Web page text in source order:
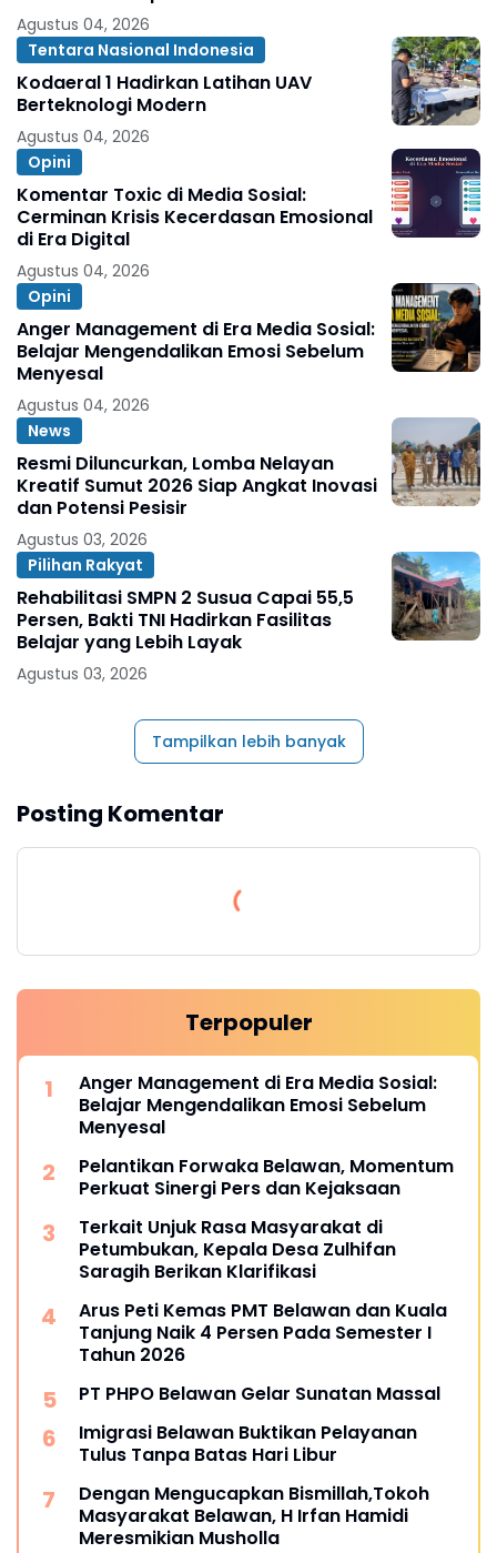
Agustus 04, 2026
Tentara Nasional Indonesia
Kodaeral 1 Hadirkan Latihan UAV
Berteknologi Modern
Agustus 04, 2026
Opini
Komentar Toxic di Media Sosial:
Cerminan Krisis Kecerdasan Emosional
di Era Digital
Agustus 04, 2026
Opini
Anger Management di Era Media Sosial:
Belajar Mengendalikan Emosi Sebelum
Menyesal
Agustus 04, 2026
News
Resmi Diluncurkan, Lomba Nelayan
Kreatif Sumut 2026 Siap Angkat Inovasi
dan Potensi Pesisir
Agustus 03, 2026
Pilihan Rakyat
Rehabilitasi SMPN 2 Susua Capai 55,5
Persen, Bakti TNI Hadirkan Fasilitas
Belajar yang Lebih Layak
Agustus 03, 2026
Tampilkan lebih banyak
Posting Komentar
Terpopuler
Anger Management di Era Media Sosial:
Belajar Mengendalikan Emosi Sebelum
Menyesal
Pelantikan Forwaka Belawan, Momentum
Perkuat Sinergi Pers dan Kejaksaan
Terkait Unjuk Rasa Masyarakat di
Petumbukan, Kepala Desa Zulhifan
Saragih Berikan Klarifikasi
Arus Peti Kemas PMT Belawan dan Kuala
Tanjung Naik 4 Persen Pada Semester I
Tahun 2026
PT PHPO Belawan Gelar Sunatan Massal
Imigrasi Belawan Buktikan Pelayanan
Tulus Tanpa Batas Hari Libur
Dengan Mengucapkan Bismillah,Tokoh
Masyarakat Belawan, H Irfan Hamidi
Meresmikian Musholla